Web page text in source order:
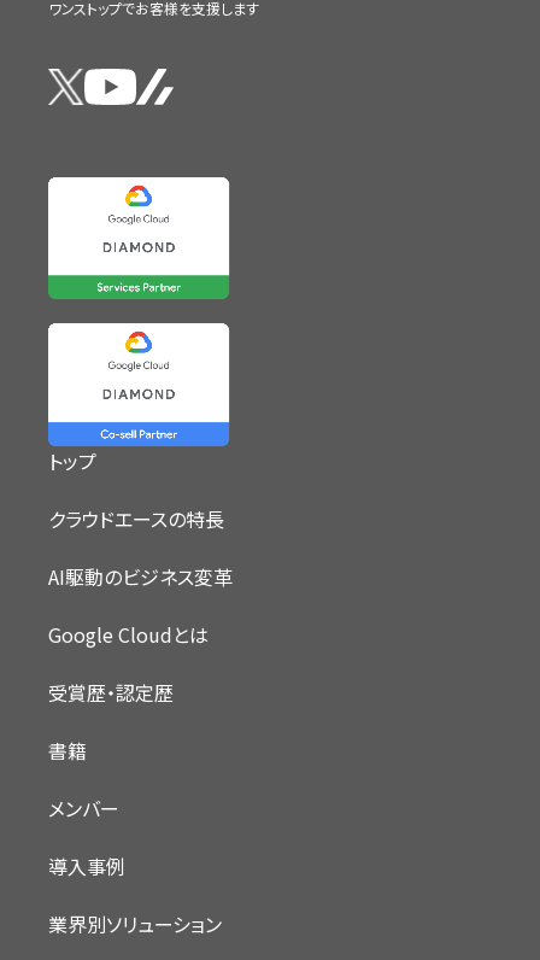
ワンストップでお客様を支援します
トップ
クラウドエースの特長
AI駆動のビジネス変革
Google Cloudとは
受賞歴・認定歴
書籍
メンバー
導入事例
業界別ソリューション